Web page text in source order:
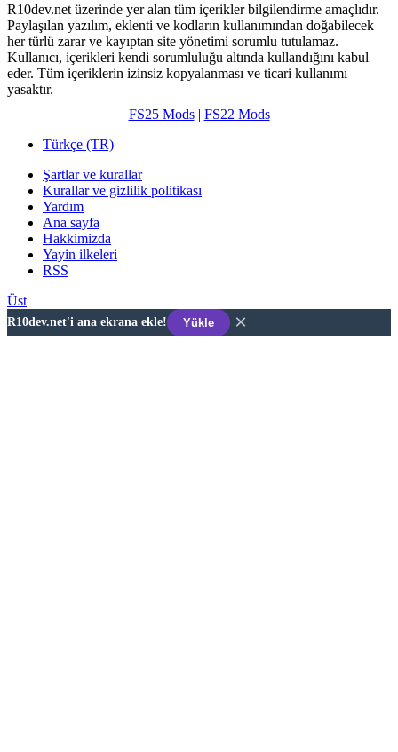
R10dev.net üzerinde yer alan tüm içerikler bilgilendirme amaçlıdır.
Paylaşılan yazılım, eklenti ve kodların kullanımından doğabilecek
her türlü zarar ve kayıptan site yönetimi sorumlu tutulamaz.
Kullanıcı, içerikleri kendi sorumluluğu altında kullandığını kabul
eder. Tüm içeriklerin izinsiz kopyalanması ve ticari kullanımı
yasaktır.
FS25 Mods| FS22 Mods
Türkçe (TR)
Şartlar ve kurallar
Kurallar ve gizlilik politikası
Yardım
Ana sayfa
Hakkimizda
Yayin ilkeleri
RSS
Üst
R10dev.net'i ana ekrana ekle! Yükle ×